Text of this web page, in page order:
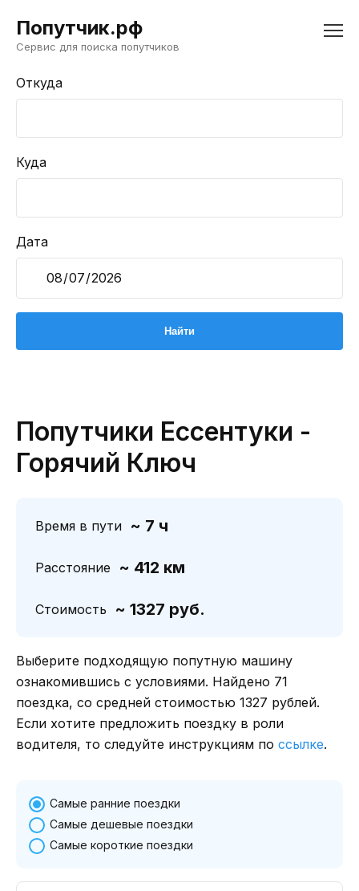
Попутчик.рф
Сервис для поиска попутчиков
Откуда
Куда
Дата
Попутчики Ессентуки -
Горячий Ключ
Время в пути ~ 7 ч
Расстояние ~ 412 км
Стоимость ~ 1327 руб.
Выберите подходящую попутную машину
ознакомившись с условиями. Найдено 71
поездка, со средней стоимостью 1327 рублей.
Если хотите предложить поездку в роли
водителя, то следуйте инструкциям по ссылке.
Самые ранние поездки
Самые дешевые поездки
Самые короткие поездки